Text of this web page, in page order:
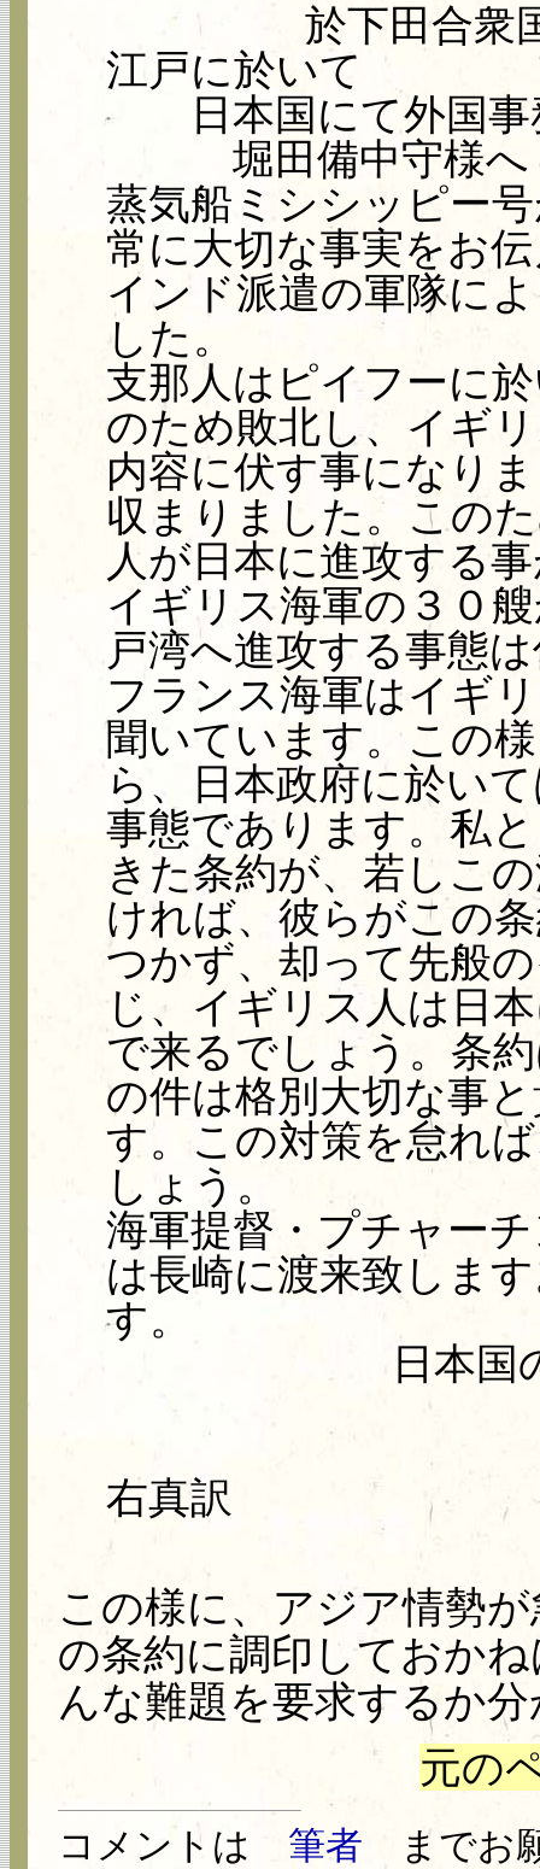
於下田合衆
江戸に於いて
日本国にて外国事
堀田備中守様へ
蒸気船ミシシッピー
常に大切な事実をお
インド派遣の軍隊に
した。
支那人はピイフーに
のため敗北し、イギ
内容に伏す事になり
収まりました。この
人が日本に進攻する
イギリス海軍の３０
戸湾へ進攻する事態
フランス海軍はイギ
聞いています。この
ら、日本政府に於い
事態であります。私
きた条約が、若しこ
ければ、彼らがこの
つかず、却って先般
じ、イギリス人は日
で来るでしょう。条
の件は格別大切な事
す。この対策を怠れ
しょう。
海軍提督・プチャー
は長崎に渡来致しま
す。
日本国
右真訳
この様に、アジア情勢
の条約に調印しておか
んな難題を要求するか
元の
コメントは 筆者 までお